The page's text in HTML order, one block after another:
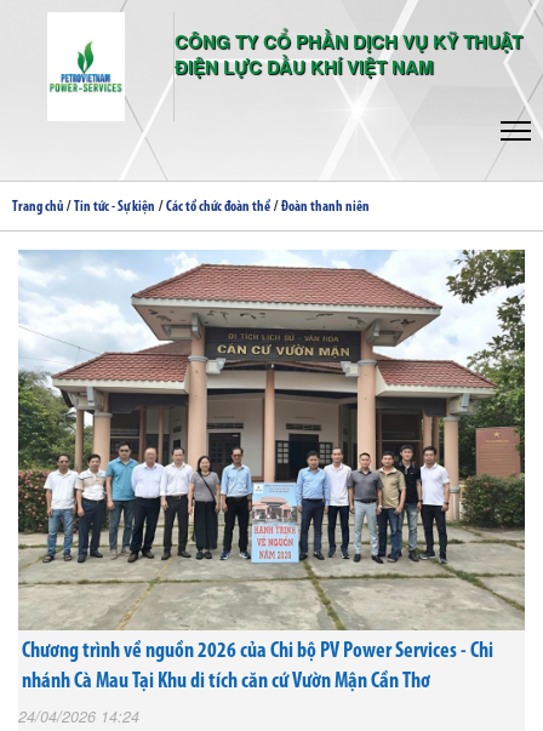
CÔNG TY CỔ PHẦN DỊCH VỤ KỸ THUẬT
ĐIỆN LỰC DẦU KHÍ VIỆT NAM
Trang chủ / Tin tức - Sự kiện /Các tổ chức đoàn thể /Đoàn thanh niên
Chương trình về nguồn 2026 của Chi bộ PV Power Services - Chi
nhánh Cà Mau Tại Khu di tích căn cứ Vườn Mận Cần Thơ
24/04/2026 14:24